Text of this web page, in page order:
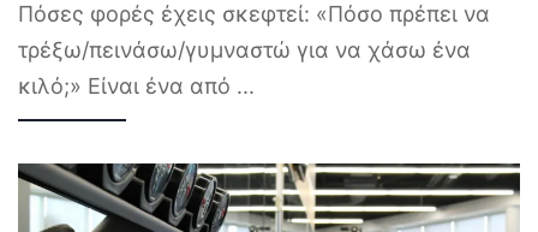
Πόσες φορές έχεις σκεφτεί: «Πόσο πρέπει να
τρέξω/πεινάσω/γυμναστώ για να χάσω ένα
κιλό;» Είναι ένα από ...